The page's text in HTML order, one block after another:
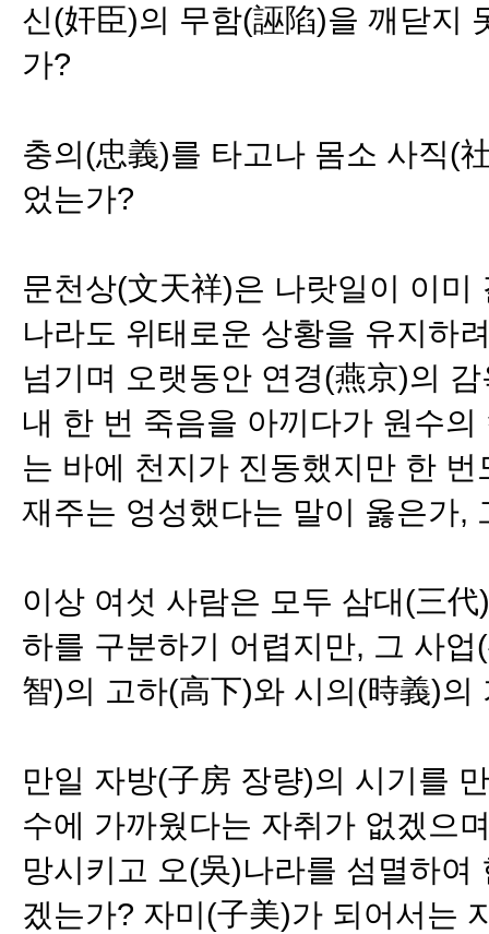
신(奸臣)의 무함(誣陷)을 깨닫지
가?
충의(忠義)를 타고나 몸소 사직(
었는가?
문천상(文天祥)은 나랏일이 이
나라도 위태로운 상황을 유지하
넘기며 오랫동안 연경(燕京)의
내 한 번 죽음을 아끼다가 원수
는 바에 천지가 진동했지만 한
재주는 엉성했다는 말이 옳은가,
이상 여섯 사람은 모두 삼대(三
하를 구분하기 어렵지만, 그 사
智)의 고하(高下)와 시의(時義)
만일 자방(子房 장량)의 시기를
수에 가까웠다는 자취가 없겠으
망시키고 오(吳)나라를 섬멸하
겠는가? 자미(子美)가 되어서는